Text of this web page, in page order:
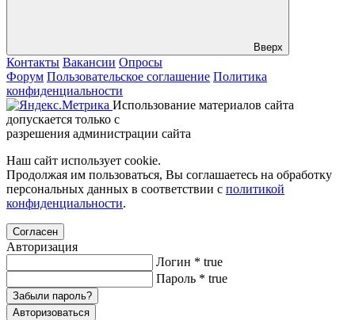
Вверх
Контакты Вакансии Опросы
Форум Пользовательское соглашение Политика
конфиденциальности
Использование материалов сайта
допускается только с
разрешения администрации сайта
Наш сайт использует cookie.
Продолжая им пользоваться, Вы соглашаетесь на обработку
персональных данных в соответствии с политикой
конфиденциальности.
Согласен
Авторизация
Логин * true
Пароль * true
Забыли пароль?
Авторизоваться